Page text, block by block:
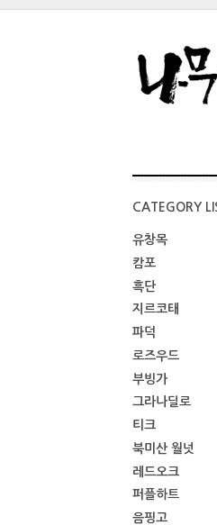
CATEGORY
유창목
캄포
흑단
지르코태
파덕
로즈우드
부빙가
그라나딜로
티크
북미산 월넛
레드오크
퍼플하트
음핑고